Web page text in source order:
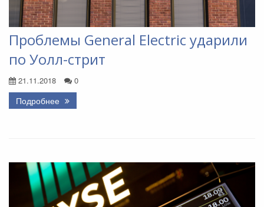
Проблемы General Electric ударили
по Уолл-стрит
21.11.2018 0
Подробнее